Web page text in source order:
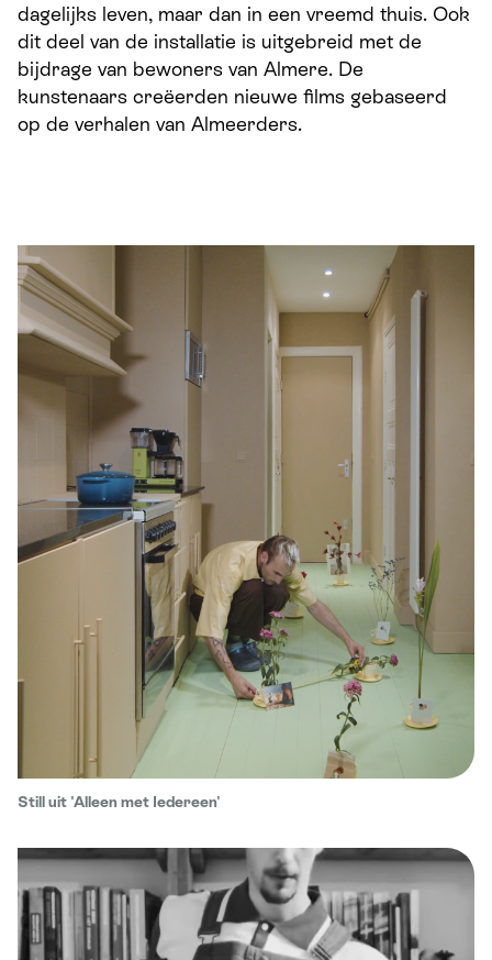
dagelijks leven, maar dan in een vreemd thuis. Ook
dit deel van de installatie is uitgebreid met de
bijdrage van bewoners van Almere. De
kunstenaars creëerden nieuwe films gebaseerd
op de verhalen van Almeerders.
Still uit 'Alleen met Iedereen'